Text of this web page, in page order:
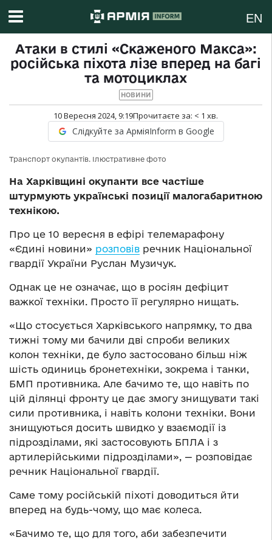
EN
Атаки в стилі «Скаженого Макса»:
російська піхота лізе вперед на багі
та мотоциклах
НОВИНИ
10 Вересня 2024, 9:19Прочитаєте за: < 1 хв.
Слідкуйте за АрміяInform в Google
Транспорт окупантів. Ілюстративне фото
На Харківщині окупанти все частіше
штурмують українські позиції малогабаритною
технікою.
Про це 10 вересня в ефірі телемарафону
«Єдині новини» розповів речник Національної
гвардії України Руслан Музичук.
Однак це не означає, що в росіян дефіцит
важкої техніки. Просто її регулярно нищать.
«Що стосується Харківського напрямку, то два
тижні тому ми бачили дві спроби великих
колон техніки, де було застосовано більш ніж
шість одиниць бронетехніки, зокрема і танки,
БМП противника. Але бачимо те, що навіть по
цій ділянці фронту це дає змогу знищувати такі
сили противника, і навіть колони техніки. Вони
знищуються досить швидко у взаємодії із
підрозділами, які застосовують БПЛА і з
артилерійськими підрозділами», — розповідає
речник Національної гвардії.
Саме тому російській піхоті доводиться йти
вперед на будь-чому, що має колеса.
«Бачимо те, що для того, аби забезпечити